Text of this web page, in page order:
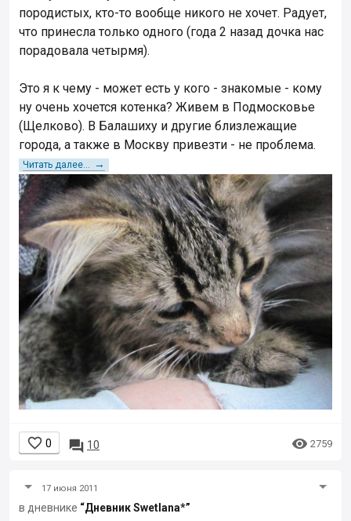
породистых, кто-то вообще никого не хочет. Радует,
что принесла только одного (года 2 назад дочка нас
порадовала четырмя).
Это я к чему - может есть у кого - знакомые - кому
ну очень хочется котенка? Живем в Подмосковье
(Щелково). В Балашиху и другие близлежащие
города, а также в Москву привезти - не проблема.
Читать далее... →
 0  10  2759
17 июня 2011
в дневнике “Дневник Swetlana*”